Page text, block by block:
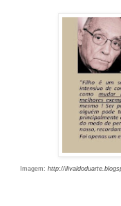
Imagem: http://